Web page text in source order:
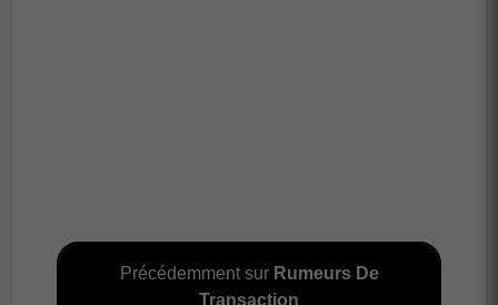
Précédemment sur Rumeurs De
Transaction